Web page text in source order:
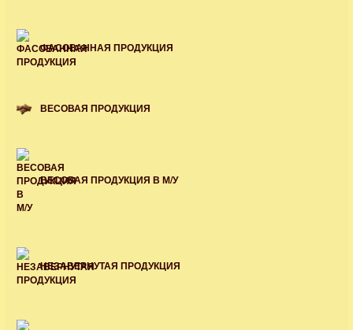
ФАСОВАННАЯ ПРОДУКЦИЯ
ВЕСОВАЯ ПРОДУКЦИЯ
ВЕСОВАЯ ПРОДУКЦИЯ В М/У
НЕЗАВЕРНУТАЯ ПРОДУКЦИЯ